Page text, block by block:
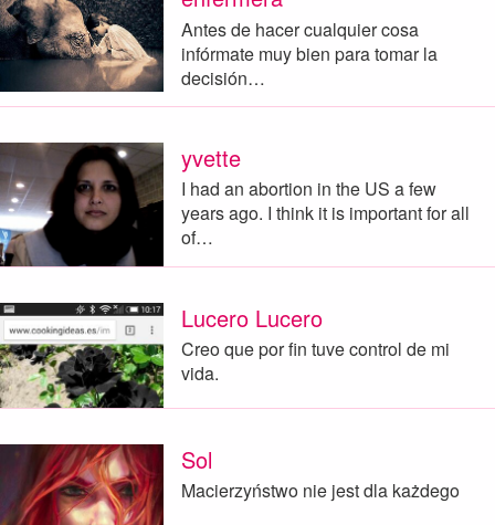
Antes de hacer cualquier cosa
infórmate muy bien para tomar la
decisión…
yvette
I had an abortion in the US a few
years ago. I think it is important for all
of…
Lucero Lucero
Creo que por fin tuve control de mi
vida.
Sol
Macierzyństwo nie jest dla każdego